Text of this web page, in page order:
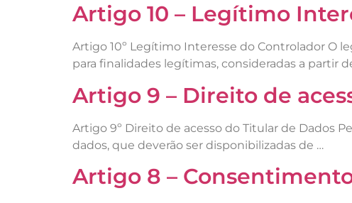
Artigo 10 – Legítimo
Artigo 10º Legítimo Interesse do Controlador O
para finalidades legítimas, consideradas a partir
Artigo 9 – Direito de
Artigo 9º Direito de acesso do Titular de Dados
dados, que deverão ser disponibilizadas de …
Artigo 8 –